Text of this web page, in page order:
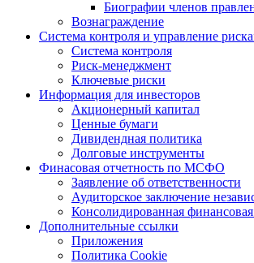
Биографии членов
Вознаграждение
Система контроля и управление
Система контроля
Риск-менеджмент
Ключевые риски
Информация для инвесторов
Акционерный капитал
Ценные бумаги
Дивидендная политика
Долговые инструменты
Финасовая отчетность по МСФО
Заявление об ответственности
Аудиторское заключение
Консолидированная финансовая
Дополнительные ссылки
Приложения
Политика Cookie